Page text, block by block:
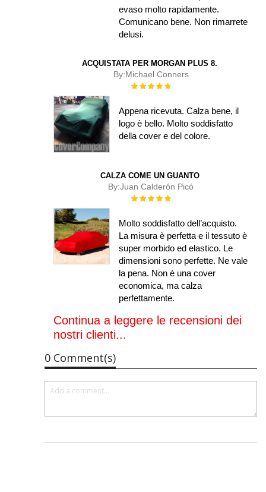
evaso molto rapidamente.
Comunicano bene. Non rimarrete
delusi.
ACQUISTATA PER MORGAN PLUS 8.
By:Michael Conners
Rating:
Appena ricevuta. Calza bene, il
logo è bello. Molto soddisfatto
della cover e del colore.
CALZA COME UN GUANTO
By:Juan Calderón Picó
Rating:
Molto soddisfatto dell’acquisto.
La misura è perfetta e il tessuto è
super morbido ed elastico. Le
dimensioni sono perfette. Ne vale
la pena. Non è una cover
economica, ma calza
perfettamente.
Continua a leggere le recensioni dei
nostri clienti...
0 Comment(s)